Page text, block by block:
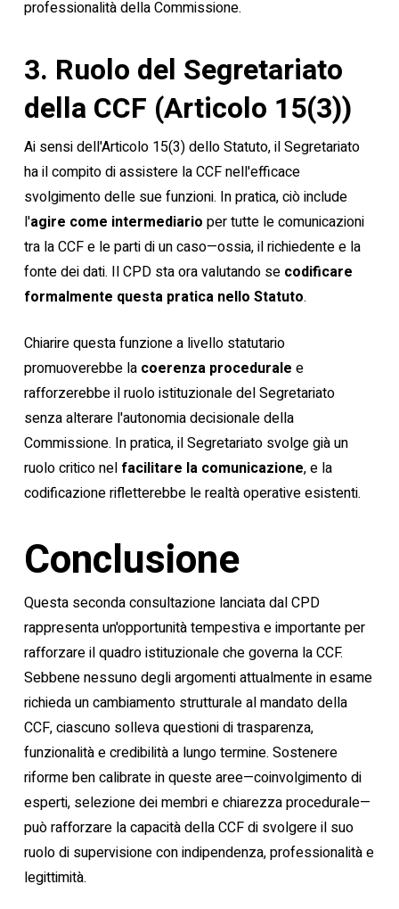
professionalità della Commissione.
3. Ruolo del Segretariato
della CCF (Articolo 15(3))
Ai sensi dell'Articolo 15(3) dello Statuto, il Segretariato
ha il compito di assistere la CCF nell'efficace
svolgimento delle sue funzioni. In pratica, ciò include
l'agire come intermediario per tutte le comunicazioni
tra la CCF e le parti di un caso—ossia, il richiedente e la
fonte dei dati. Il CPD sta ora valutando se codificare
formalmente questa pratica nello Statuto.
Chiarire questa funzione a livello statutario
promuoverebbe la coerenza procedurale e
rafforzerebbe il ruolo istituzionale del Segretariato
senza alterare l'autonomia decisionale della
Commissione. In pratica, il Segretariato svolge già un
ruolo critico nel facilitare la comunicazione, e la
codificazione rifletterebbe le realtà operative esistenti.
Conclusione
Questa seconda consultazione lanciata dal CPD
rappresenta un'opportunità tempestiva e importante per
rafforzare il quadro istituzionale che governa la CCF.
Sebbene nessuno degli argomenti attualmente in esame
richieda un cambiamento strutturale al mandato della
CCF, ciascuno solleva questioni di trasparenza,
funzionalità e credibilità a lungo termine. Sostenere
riforme ben calibrate in queste aree—coinvolgimento di
esperti, selezione dei membri e chiarezza procedurale—
può rafforzare la capacità della CCF di svolgere il suo
ruolo di supervisione con indipendenza, professionalità e
legittimità.